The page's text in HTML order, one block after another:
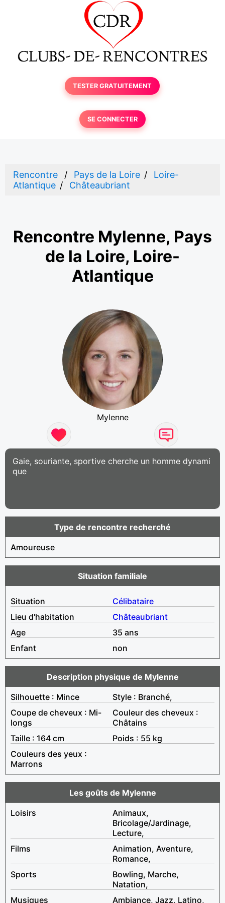
TESTER GRATUITEMENT
SE CONNECTER
Rencontre Pays de la Loire
Loire-
Atlantique
Châteaubriant
Rencontre Mylenne, Pays
de la Loire, Loire-
Atlantique
Mylenne
Gaie, souriante, sportive cherche un homme dynami
que
Type de rencontre recherché
Amoureuse
Situation familiale
Situation
Célibataire
Lieu d'habitation
Châteaubriant
Age
35 ans
Enfant
non
Description physique de Mylenne
Silhouette : Mince
Style : Branché,
Coupe de cheveux : Mi-
longs
Couleur des cheveux :
Châtains
Taille : 164 cm
Poids : 55 kg
Couleurs des yeux :
Marrons
Les goûts de Mylenne
Loisirs
Animaux,
Bricolage/Jardinage,
Lecture,
Films
Animation, Aventure,
Romance,
Sports
Bowling, Marche,
Natation,
Musiques
Ambiance, Jazz, Latino,